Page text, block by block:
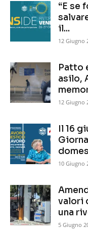
“E se
il...
12 Giugno
Patto
asilo,
12 Giugno
Il 16
10 Giugno
valori
una
5 Giugno